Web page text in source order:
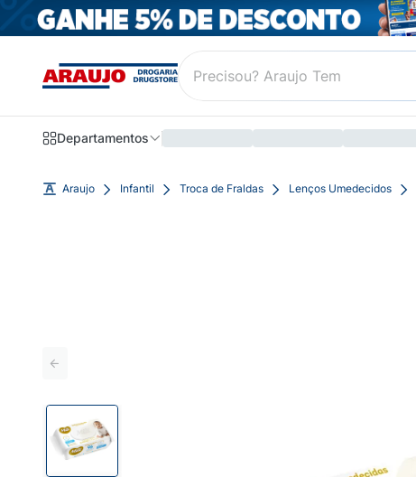
Departamentos
Araujo Infantil Troca de Fraldas Lenços Umedecidos